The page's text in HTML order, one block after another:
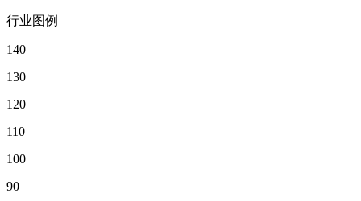
行业图例
140
130
120
110
100
90